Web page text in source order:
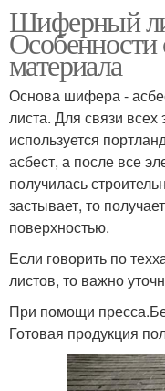
Шифер для
Шиферный
Особенности
материала
Основа шифера -
листа. Для связи
используется
асбест, а после все
получилась
застывает, то
поверхностью.
Если говорить по
листов, то важно
При помощи
Готовая продукция